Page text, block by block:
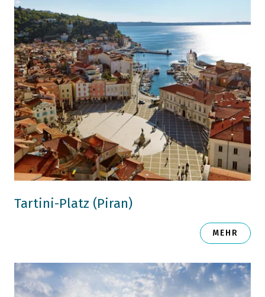
Tartini-Platz (Piran)
MEHR